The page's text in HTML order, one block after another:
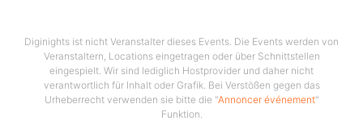
Diginights ist nicht Veranstalter dieses Events. Die Events werden von
Veranstaltern, Locations eingetragen oder über Schnittstellen
eingespielt. Wir sind lediglich Hostprovider und daher nicht
verantwortlich für Inhalt oder Grafik. Bei Verstößen gegen das
Urheberrecht verwenden sie bitte die "Annoncer événement"
Funktion.